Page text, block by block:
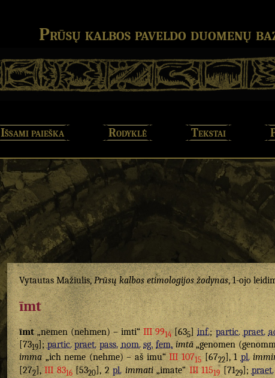
Prūsų kalbos paveldo duomenų
Išsami paieška Rodyklė Tekstai
Vytautas Mažiulis,Prūsų kalbos etimologijos žodynas, 1-ojo
īmt
īmt„nemen (nehmen) – imti“III 9914[635]inf.;partic. praet.
[7319];partic. praet. pass. nom. sg. fem. imtā„genomen
imma„ich neme (nehme) – aš imu“III 10715[6722], 1pl.
[272],III 8316[5320], 2pl. immati„imate“III 11519[7129];praet.